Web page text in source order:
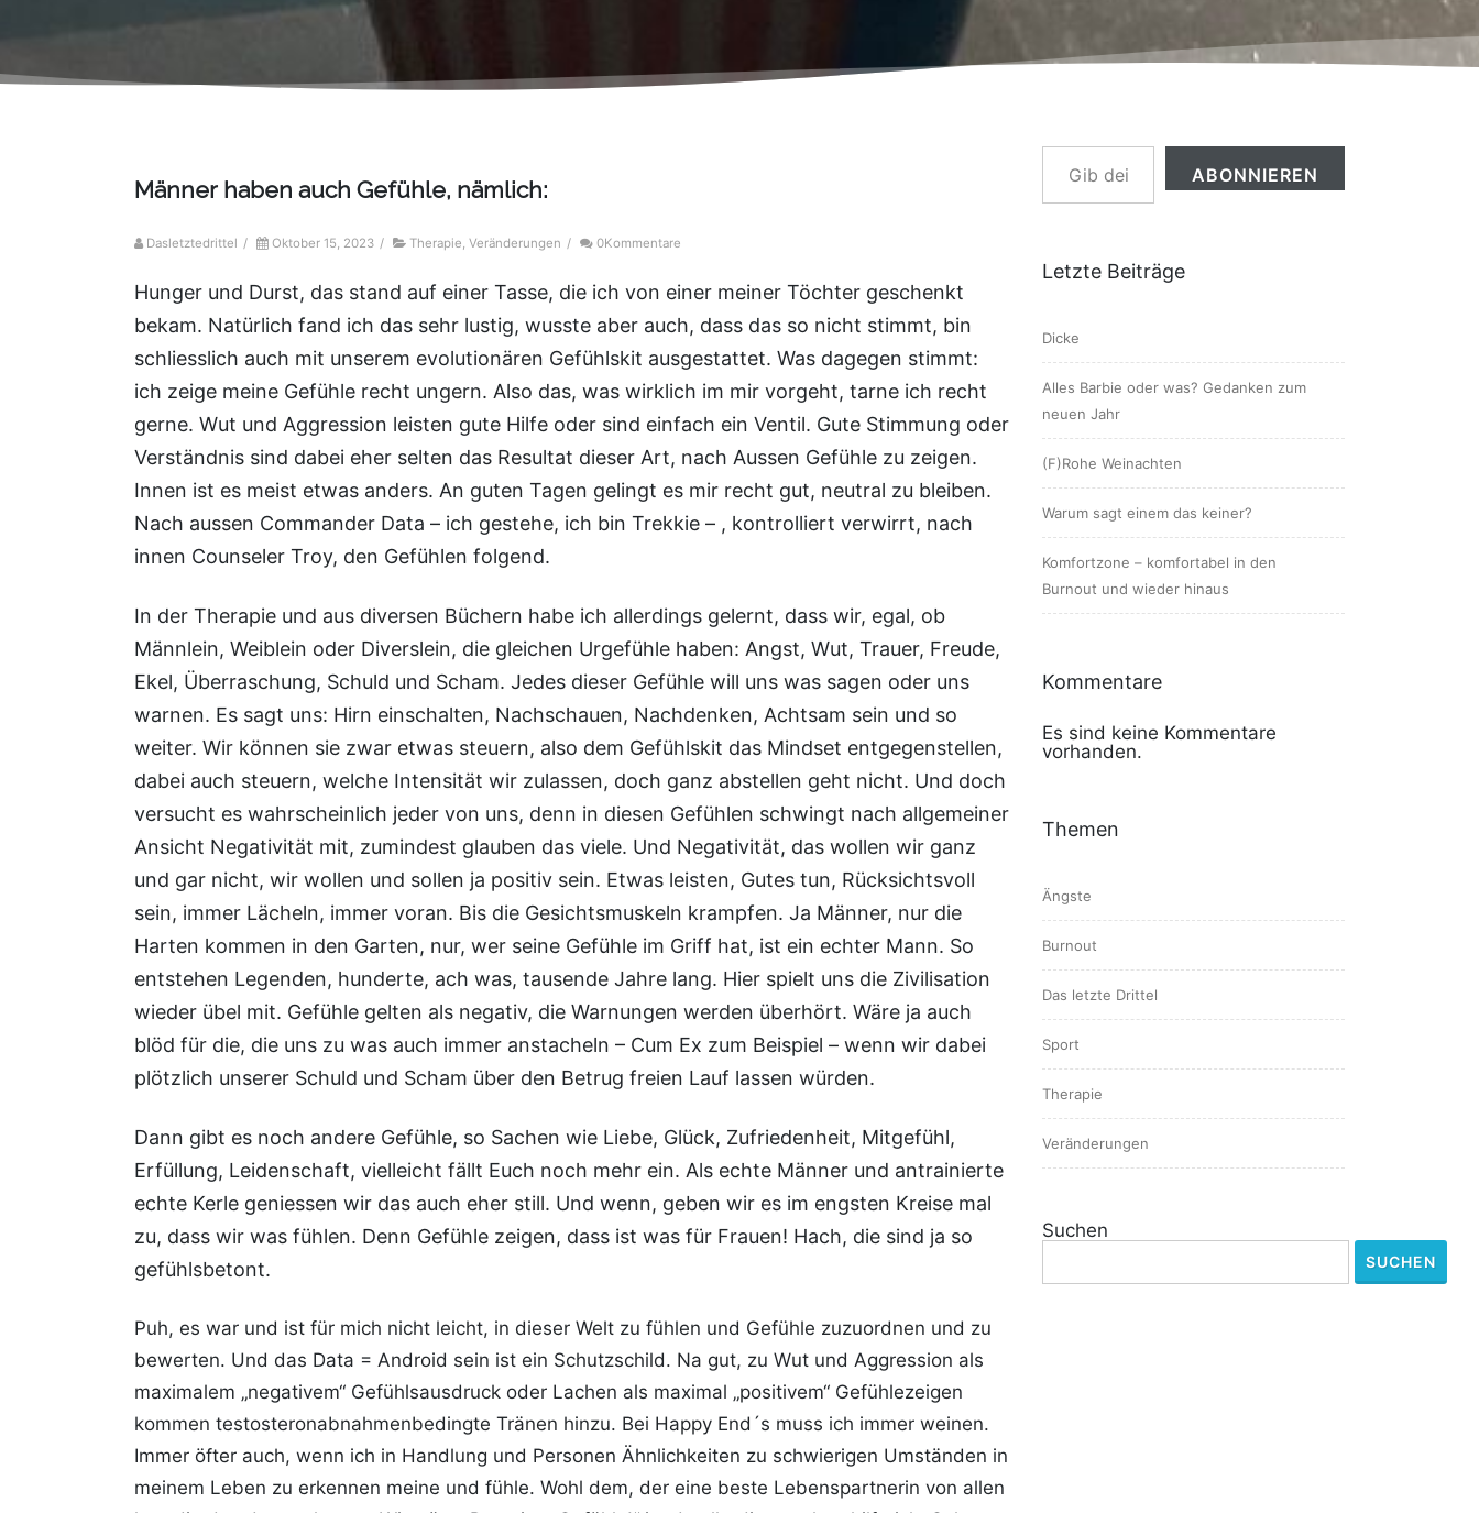
Männer haben auch Gefühle, nämlich:
Dasletztedrittel / Oktober 15, 2023 / Therapie Veränderungen / 0Kommentare
Hunger und Durst, das stand auf einer Tasse, die ich von einer meiner Töchter geschenkt
bekam. Natürlich fand ich das sehr lustig, wusste aber auch, dass das so nicht stimmt, bin
schliesslich auch mit unserem evolutionären Gefühlskit ausgestattet. Was dagegen stimmt:
ich zeige meine Gefühle recht ungern. Also das, was wirklich im mir vorgeht, tarne ich recht
gerne. Wut und Aggression leisten gute Hilfe oder sind einfach ein Ventil. Gute Stimmung oder
Verständnis sind dabei eher selten das Resultat dieser Art, nach Aussen Gefühle zu zeigen.
Innen ist es meist etwas anders. An guten Tagen gelingt es mir recht gut, neutral zu bleiben.
Nach aussen Commander Data – ich gestehe, ich bin Trekkie – , kontrolliert verwirrt, nach
innen Counseler Troy, den Gefühlen folgend.
In der Therapie und aus diversen Büchern habe ich allerdings gelernt, dass wir, egal, ob
Männlein, Weiblein oder Diverslein, die gleichen Urgefühle haben: Angst, Wut, Trauer, Freude,
Ekel, Überraschung, Schuld und Scham. Jedes dieser Gefühle will uns was sagen oder uns
warnen. Es sagt uns: Hirn einschalten, Nachschauen, Nachdenken, Achtsam sein und so
weiter. Wir können sie zwar etwas steuern, also dem Gefühlskit das Mindset entgegenstellen,
dabei auch steuern, welche Intensität wir zulassen, doch ganz abstellen geht nicht. Und doch
versucht es wahrscheinlich jeder von uns, denn in diesen Gefühlen schwingt nach allgemeiner
Ansicht Negativität mit, zumindest glauben das viele. Und Negativität, das wollen wir ganz
und gar nicht, wir wollen und sollen ja positiv sein. Etwas leisten, Gutes tun, Rücksichtsvoll
sein, immer Lächeln, immer voran. Bis die Gesichtsmuskeln krampfen. Ja Männer, nur die
Harten kommen in den Garten, nur, wer seine Gefühle im Griff hat, ist ein echter Mann. So
entstehen Legenden, hunderte, ach was, tausende Jahre lang. Hier spielt uns die Zivilisation
wieder übel mit. Gefühle gelten als negativ, die Warnungen werden überhört. Wäre ja auch
blöd für die, die uns zu was auch immer anstacheln – Cum Ex zum Beispiel – wenn wir dabei
plötzlich unserer Schuld und Scham über den Betrug freien Lauf lassen würden.
Dann gibt es noch andere Gefühle, so Sachen wie Liebe, Glück, Zufriedenheit, Mitgefühl,
Erfüllung, Leidenschaft, vielleicht fällt Euch noch mehr ein. Als echte Männer und antrainierte
echte Kerle geniessen wir das auch eher still. Und wenn, geben wir es im engsten Kreise mal
zu, dass wir was fühlen. Denn Gefühle zeigen, dass ist was für Frauen! Hach, die sind ja so
gefühlsbetont.
Puh, es war und ist für mich nicht leicht, in dieser Welt zu fühlen und Gefühle zuzuordnen und zu
bewerten. Und das Data = Android sein ist ein Schutzschild. Na gut, zu Wut und Aggression als
maximalem „negativem“ Gefühlsausdruck oder Lachen als maximal „positivem“ Gefühlezeigen
kommen testosteronabnahmenbedingte Tränen hinzu. Bei Happy End´s muss ich immer weinen.
Immer öfter auch, wenn ich in Handlung und Personen Ähnlichkeiten zu schwierigen Umständen in
meinem Leben zu erkennen meine und fühle. Wohl dem, der eine beste Lebenspartnerin von allen
Gib deine E-Mail-Adresse ein ...
ABONNIEREN
Letzte Beiträge
Dicke
Alles Barbie oder was? Gedanken zum
neuen Jahr
(F)Rohe Weinachten
Warum sagt einem das keiner?
Komfortzone – komfortabel in den
Burnout und wieder hinaus
Kommentare
Es sind keine Kommentare
vorhanden.
Themen
Ängste
Burnout
Das letzte Drittel
Sport
Therapie
Veränderungen
Suchen
SUCHEN